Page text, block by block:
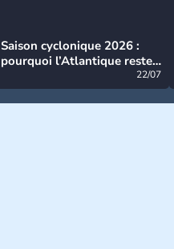
Saison cyclonique 2026 :
pourquoi l’Atlantique reste
22/07